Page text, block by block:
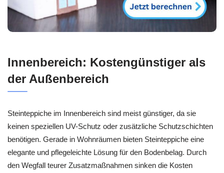
Innenbereich: Kostengünstiger als
der Außenbereich
Steinteppiche im Innenbereich sind meist günstiger, da sie
keinen speziellen UV-Schutz oder zusätzliche Schutzschichten
benötigen. Gerade in Wohnräumen bieten Steinteppiche eine
elegante und pflegeleichte Lösung für den Bodenbelag. Durch
den Wegfall teurer Zusatzmaßnahmen sinken die Kosten